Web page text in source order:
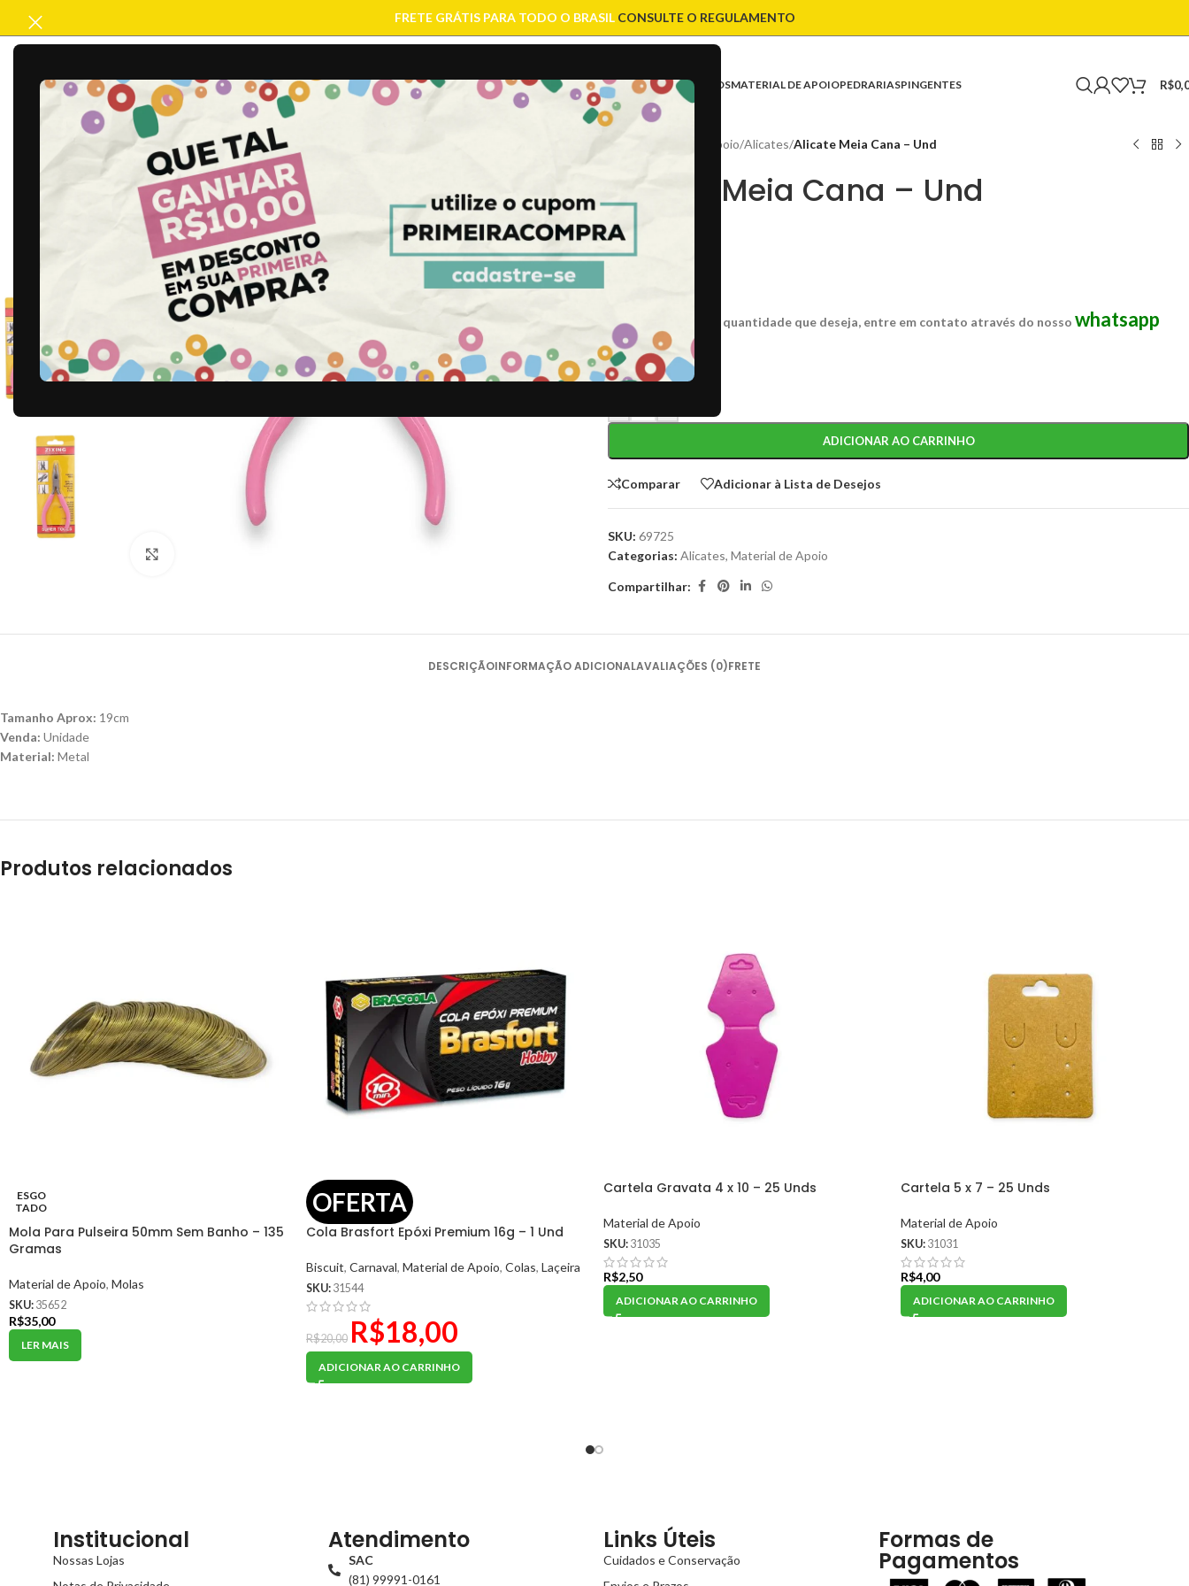
FRETE GRÁTIS PARA TODO O BRASIL CONSULTE O REGULAMENTO
ACABAMENTOARTESANATOBASESCONTAS CORRENTESENTREMEIOSFIOS E CORDÕES FECHOSMATERIAL DE APOIOPEDRARIASPINGENTES R$
Material de Apoio/Alicates/Alicate Meia Cana – Und
Alicate Meia Cana – Und
R$
Caso não consiga a quantidade que deseja, entre em contato através do nosso whatsapp
5 em estoque
ADICIONAR AO CARRINHO
Comparar Adicionar à Lista de Desejos
SKU: 69725
Categorias: Alicates, Material de Apoio
Compartilhar:
DESCRIÇÃOINFORMAÇÃO ADICIONALAVALIAÇÕES (0)FRETE
Tamanho Aprox: 19cm
Venda: Unidade
Material: Metal
Produtos relacionados
ESGO
TADO
Mola Para Pulseira 50mm Sem Banho – 135
Gramas
Material de Apoio, Molas
SKU: 35652
R$35,00
LER MAIS
OFERTA
Cola Brasfort Epóxi Premium 16g – 1 Und
Biscuit, Carnaval, Material de Apoio, Colas, Laçeira
SKU: 31544
R$20,00 R$18,00
ADICIONAR AO CARRINHO
Cartela Gravata 4 x 10 – 25 Unds
Material de Apoio
SKU: 31035
R$2,50
ADICIONAR AO CARRINHO
Cartela 5 x 7 – 25 Unds
Material de Apoio
SKU: 31031
R$4,00
ADICIONAR AO CARRINHO
Institucional
Nossas Lojas
Atendimento
SAC
(81) 99991-0161
Links Úteis
Cuidados e Conservação
Formas de
Pagamentos